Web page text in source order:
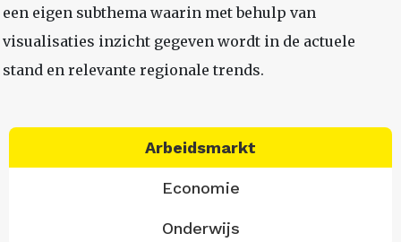
een eigen subthema waarin met behulp van
visualisaties inzicht gegeven wordt in de actuele
stand en relevante regionale trends.
Arbeidsmarkt
Economie
Onderwijs